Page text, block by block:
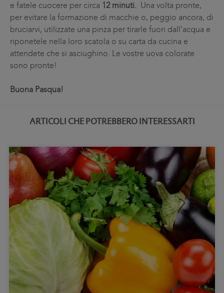
e fatele cuocere per circa 12 minuti. Una volta pronte,
per evitare la formazione di macchie o, peggio ancora, di
bruciarvi, utilizzate una pinza per tirarle fuori dall'acqua e
riponetele nella loro scatola o su carta da cucina e
attendete che si asciughino. Le vostre uova colorate
sono pronte!
Buona Pasqua!
ARTICOLI CHE POTREBBERO INTERESSARTI